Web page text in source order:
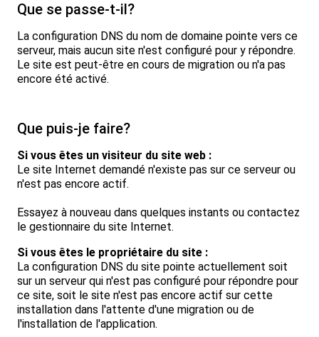
Que se passe-t-il?
La configuration DNS du nom de domaine pointe vers ce
serveur, mais aucun site n'est configuré pour y répondre.
Le site est peut-être en cours de migration ou n'a pas
encore été activé.
Que puis-je faire?
Si vous êtes un visiteur du site web :
Le site Internet demandé n'existe pas sur ce serveur ou
n'est pas encore actif.
Essayez à nouveau dans quelques instants ou contactez
le gestionnaire du site Internet.
Si vous êtes le propriétaire du site :
La configuration DNS du site pointe actuellement soit
sur un serveur qui n'est pas configuré pour répondre pour
ce site, soit le site n'est pas encore actif sur cette
installation dans l'attente d'une migration ou de
l'installation de l'application.